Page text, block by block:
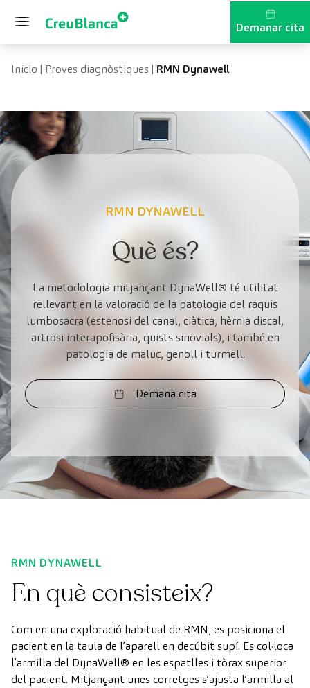
Demanar cita
Inicio | Proves diagnòstiques| RMN Dynawell
RMN DYNAWELL
Què és?
La metodologia mitjançant DynaWell® té utilitat
rellevant en la valoració de la patologia del raquis
lumbosacra (estenosi del canal, ciàtica, hèrnia discal,
artrosi interapofisària, quists sinovials), i també en
patologia de maluc, genoll i turmell.
Demana cita
RMN DYNAWELL
En què consisteix?
Com en una exploració habitual de RMN, es posiciona el
pacient en la taula de l’aparell en decúbit supí. Es col·loca
l’armilla del DynaWell® en les espatlles i tòrax superior
del pacient. Mitjançant unes corretges s’ajusta l’armilla al